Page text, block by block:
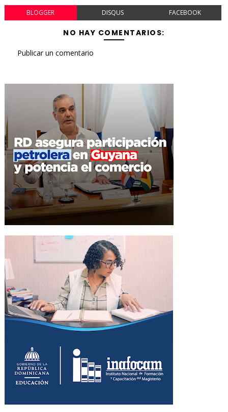
BLOGGER DISQUS FACEBOOK
NO HAY COMENTARIOS:
Publicar un comentario